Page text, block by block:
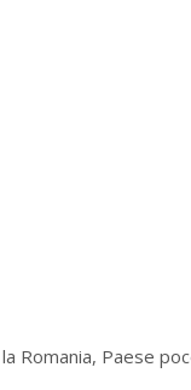
Romania, Paese